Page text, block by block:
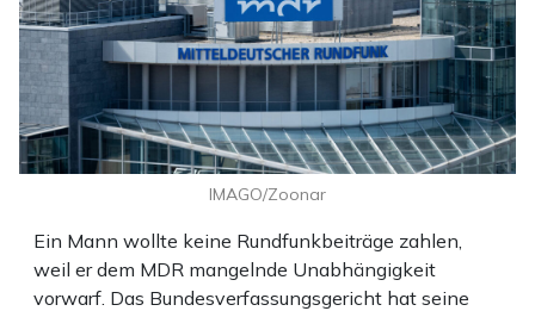
Ein Mann wollte keine Rundfunkbeiträge zahlen,
weil er dem MDR mangelnde Unabhängigkeit
vorwarf. Das Bundesverfassungsgericht hat seine
IMAGO/Zoonar